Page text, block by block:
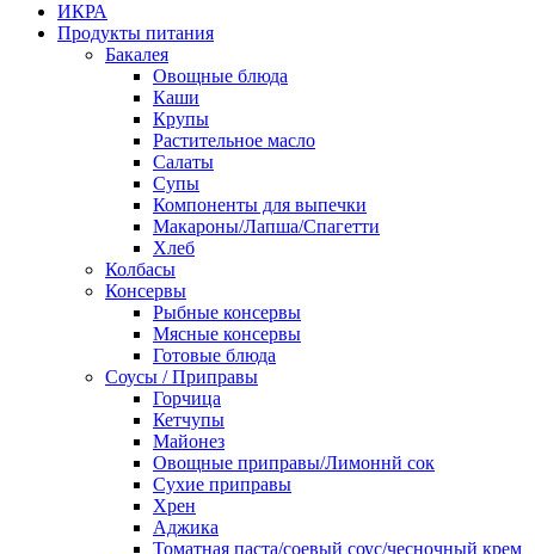
ИКРА
Продукты питания
Бакалея
Овощные блюда
Каши
Крупы
Растительное масло
Салаты
Супы
Компоненты для выпечки
Макароны/Лапша/Спагетти
Хлеб
Колбасы
Консервы
Рыбные консервы
Мясные консервы
Готовые блюда
Соусы / Приправы
Горчица
Кетчупы
Майонез
Овощные приправы/Лимоннй сок
Сухие приправы
Хрен
Аджика
Томатная паста/соевый соус/чесночный крем